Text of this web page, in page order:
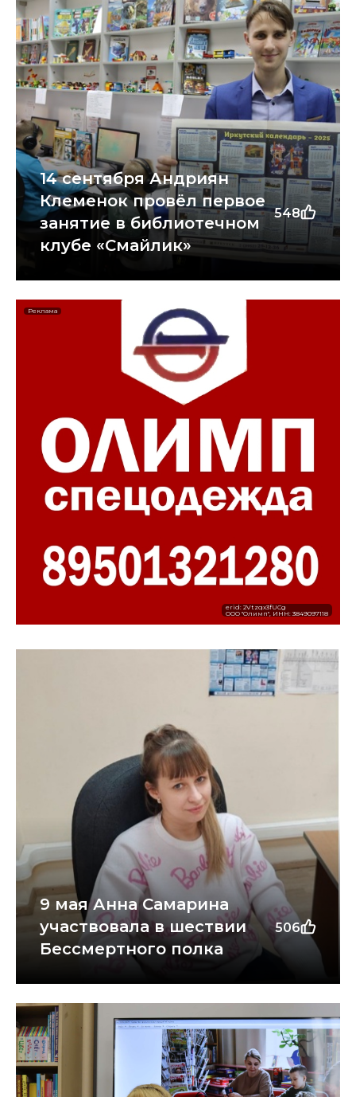
14 сентября Андриян
Клеменок провёл первое
занятие в библиотечном
клубе «Смайлик»
548
Реклама
erid: 2Vtzqx3fUCg
ООО "Олимп", ИНН: 3849097118
9 мая Анна Самарина
участвовала в шествии
Бессмертного полка
506